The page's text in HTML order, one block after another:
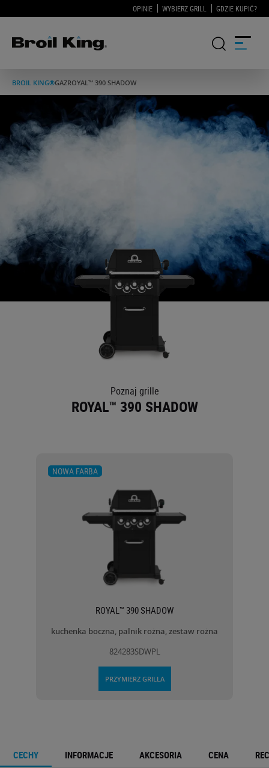
OPINIE WYBIERZ GRILL GDZIE KUPIĆ?
GRILLE
KUCHNIE OGRODOWE
WSPARCIE
O NAS
BROIL KING®GAZROYAL™ 390 SHADOW
Poznaj grille
ROYAL™ 390 SHADOW
NOWA FARBA
ROYAL™ 390 SHADOW
kuchenka boczna, palnik rożna, zestaw rożna
824283SDWPL
PRZYMIERZ GRILLA
CECHY INFORMACJE AKCESORIA CENA